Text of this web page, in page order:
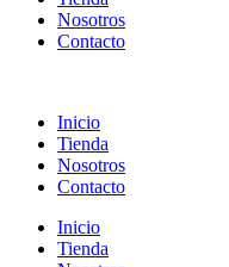
Nosotros
Contacto
Inicio
Tienda
Nosotros
Contacto
Inicio
Tienda